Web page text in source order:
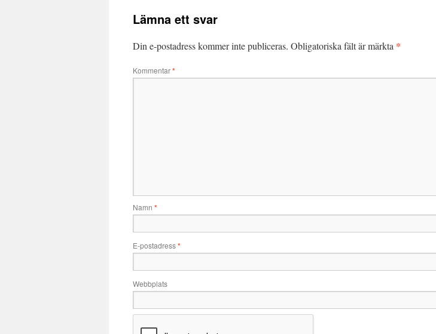
Lämna ett svar
Din e-postadress kommer inte publiceras. Obligatoriska fält är märkta *
Kommentar*
Namn *
E-postadress*
Webbplats